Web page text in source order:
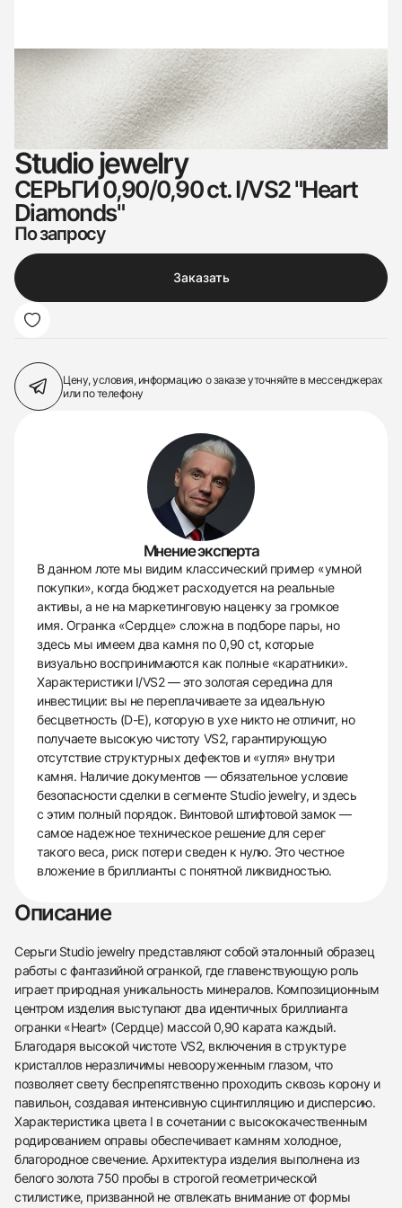
Studio jewelry
СЕРЬГИ 0,90/0,90 ct. I/VS2 "Heart
Diamonds"
По запросу
Заказать
Цену, условия, информацию о заказеуточняйте в мессенджерах
или по телефону
Мнение эксперта
В данном лоте мы видим классический пример «умной
покупки», когда бюджет расходуется на реальные
активы, а не на маркетинговую наценку за громкое
имя. Огранка «Сердце» сложна в подборе пары, но
здесь мы имеем два камня по 0,90 ct, которые
визуально воспринимаются как полные «каратники».
Характеристики I/VS2 — это золотая середина для
инвестиции: вы не переплачиваете за идеальную
бесцветность (D-E), которую в ухе никто не отличит, но
получаете высокую чистоту VS2, гарантирующую
отсутствие структурных дефектов и «угля» внутри
камня. Наличие документов — обязательное условие
безопасности сделки в сегменте Studio jewelry, и здесь
с этим полный порядок. Винтовой штифтовой замок —
самое надежное техническое решение для серег
такого веса, риск потери сведен к нулю. Это честное
вложение в бриллианты с понятной ликвидностью.
Описание
Серьги Studio jewelry представляют собой эталонный образец
работы с фантазийной огранкой, где главенствующую роль
играет природная уникальность минералов. Композиционным
центром изделия выступают два идентичных бриллианта
огранки «Heart» (Сердце) массой 0,90 карата каждый.
Благодаря высокой чистоте VS2, включения в структуре
кристаллов неразличимы невооруженным глазом, что
позволяет свету беспрепятственно проходить сквозь корону и
павильон, создавая интенсивную сцинтилляцию и дисперсию.
Характеристика цвета I в сочетании с высококачественным
родированием оправы обеспечивает камням холодное,
благородное свечение. Архитектура изделия выполнена из
белого золота 750 пробы в строгой геометрической
стилистике, призванной не отвлекать внимание от формы